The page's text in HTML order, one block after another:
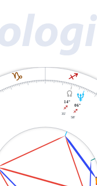
I
J
U
06°
I
58'
Y
14°
I
35'